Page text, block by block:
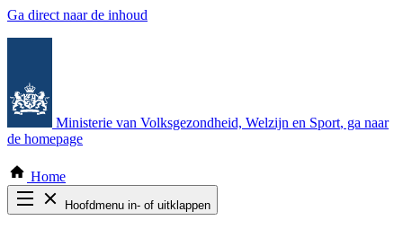
Ga direct naar de inhoud
Ministerie van Volksgezondheid, Welzijn en Sport, ga naar
de homepage
Home
Hoofdmenu in- of uitklappen